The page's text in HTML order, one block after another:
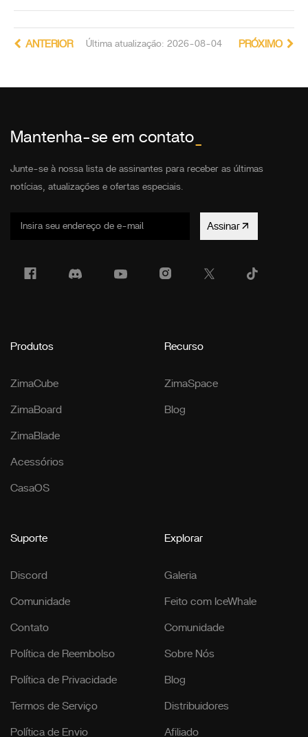
Última atualização: 2026-08-04
ANTERIOR PRÓXIMO
Mantenha-se em contato
Junte-se à nossa lista de assinantes para receber as últimas
notícias, atualizações e ofertas especiais.
Assinar
Produtos
ZimaCube
ZimaBoard
ZimaBlade
Acessórios
CasaOS
Recurso
ZimaSpace
Blog
Suporte
Discord
Comunidade
Contato
Política de Reembolso
Política de Privacidade
Termos de Serviço
Política de Envio
Explorar
Galeria
Feito com IceWhale
Comunidade
Sobre Nós
Blog
Distribuidores
Afiliado